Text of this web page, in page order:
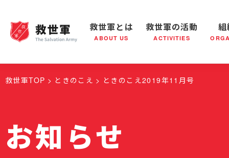
救世軍とは
ABOUT US
救世軍とは 世界が抱えている社会問題 救世軍
救世軍の活動
ACTIVITIES
救世軍の活動 社会鍋
組織概要
救世軍TOP ときのこえ ときのこえ2019年11月号
お知らせ